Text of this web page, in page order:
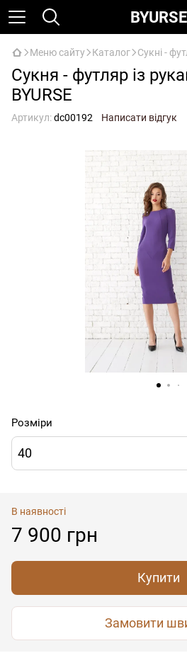
BYURSE
Меню сайту Каталог Сукні -
Сукня - футляр із
BYURSE
Артикул:dc00192 Написати відгук
Розміри
40
В наявності
7 900 грн
Купити
Замовити